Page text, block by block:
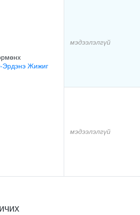
Эрдэнэ Жижиг
мэдээлэлгүй
мэдээлэлгүй